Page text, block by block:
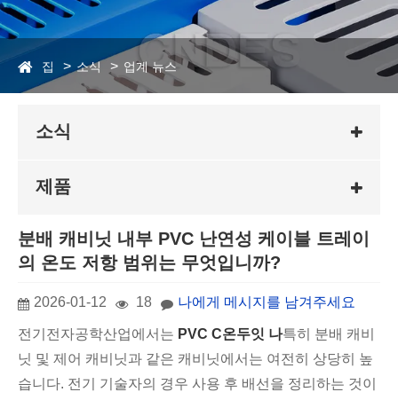
집 소식 업계 뉴스
소식
제품
분배 캐비닛 내부 PVC 난연성 케이블 트레이
의 온도 저항 범위는 무엇입니까?
2026-01-12 18 나에게 메시지를 남겨주세요
전기전자공학산업에서는 PVC C온두잇 나특히 분배 캐비
닛 및 제어 캐비닛과 같은 캐비닛에서는 여전히 상당히 높
습니다. 전기 기술자의 경우 사용 후 배선을 정리하는 것이